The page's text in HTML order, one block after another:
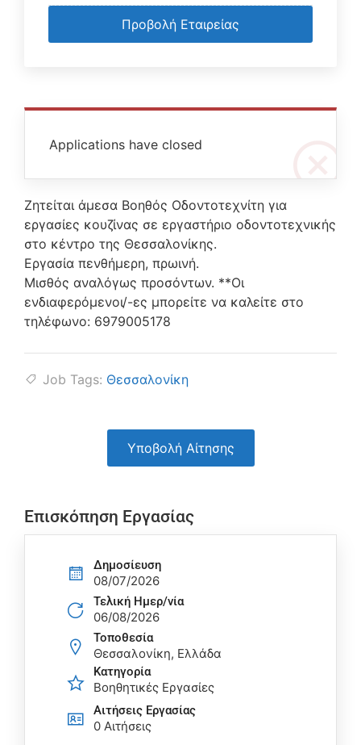
Applications have closed
Ζητείται άμεσα Βοηθός Οδοντοτεχνίτη για
εργασίες κουζίνας σε εργαστήριο οδοντοτεχνικής
στο κέντρο της Θεσσαλονίκης.
Εργασία πενθήμερη, πρωινή.
Μισθός αναλόγως προσόντων. **Οι
ενδιαφερόμενοι/-ες μπορείτε να καλείτε στο
τηλέφωνο: 6979005178
Job Tags: Θεσσαλονίκη
Υποβολή Αίτησης
Επισκόπηση Εργασίας
Δημοσίευση
08/07/2026
Τελική Ημερ/νία
06/08/2026
Τοποθεσία
Θεσσαλονίκη, Ελλάδα
Κατηγορία
Βοηθητικές Εργασίες
Αιτήσεις Eργασίας
0 Αιτήσεις
Προβολή Εταιρείας